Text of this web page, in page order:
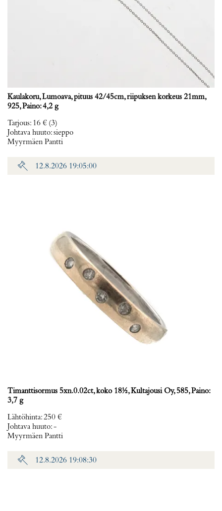
Kaulakoru, Lumoava, pituus 42/45cm, riipuksen korkeus 21mm,
925, Paino: 4,2 g
Tarjous: 16 € (3)
Johtava huuto:sieppo
Myyrmäen Pantti
12.8.2026 19:05:00
Timanttisormus 5xn.0.02ct, koko 18½, Kultajousi Oy, 585, Paino:
3,7 g
Lähtöhinta:250 €
Johtava huuto:-
Myyrmäen Pantti
12.8.2026 19:08:30